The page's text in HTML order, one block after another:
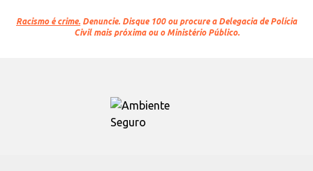
Racismo é crime. Denuncie. Disque 100 ou procure a Delegacia de Polícia
Civil mais próxima ou o Ministério Público.